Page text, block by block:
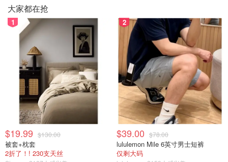
如果是购买的话，等学期结束后，可以在
页里
，输入书号ISBN-10号码搜索，或者在卖教材的页面点
选“Trade in now”按钮，把教材卖回给Amazon可以换取最高
$67.25的Amazon礼卡。
大家都在抢
1
$19.99 $130.00
被套+枕套
2折了！! 230支天丝
2
$39.00 $78.00
lululemon Mile 6英寸男士短裤
仅剩大码